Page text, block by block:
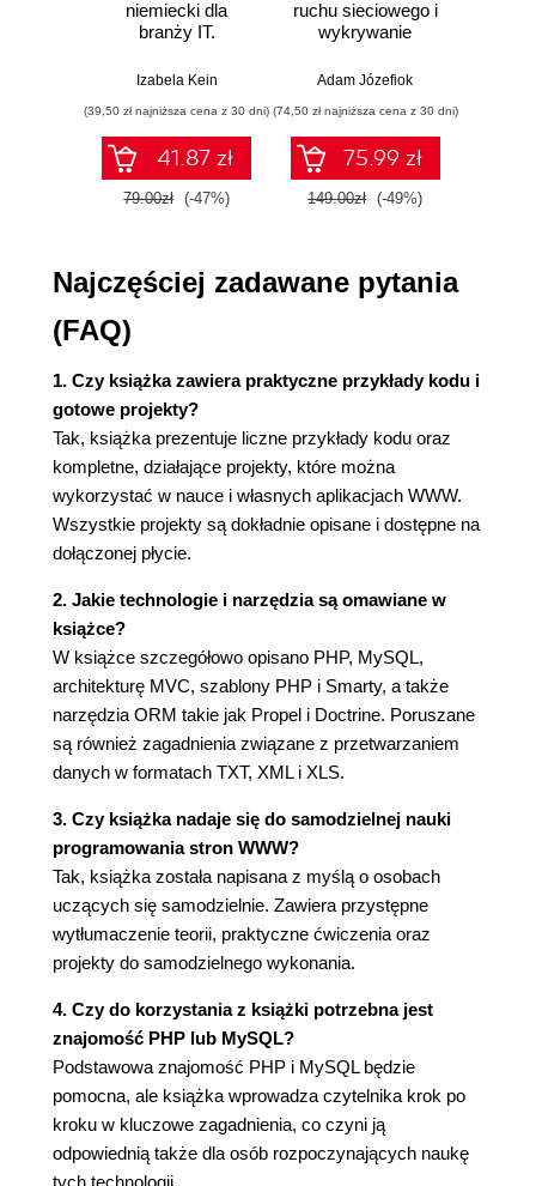
Rozdział 3. Błędy 404 (35)
Projekt 3.1. Żółta Turnia (36)
Oglądanie strony błędu oraz nagłówka HTTP
(38)
Rozdział 4. Zmienne i widoki (41)
Projekt 4.1. Data i godzina - szablon PHP (42)
Projekt 4.2. Data i godzina - szablon Smarty (45)
Projekt 4.5. Stefan Żeromski: Zmierzch - szablon
PHP (50)
Projekt 4.6. Stefan Żeromski: Zmierzch - szablony
Smarty (53)
Projekt 4.7. Kolory CSS (54)
Projekt 4.8. Kolory CSS - szablony Smarty (56)
Rozdział 5. Pre- i postprzetwarzanie (59)
Projekt 5.1. Fraszki (60)
Projekt 5.2. Fraszki - szablony Smarty (68)
Projekt 6.1. Kolędy (73)
Analiza różnych rodzajów adresów URL (77)
Dwukierunkowość konwersji adresów (78)
Konwersje adresów w generowanych stronach
WWW (79)
Włączanie i wyłączanie translacji wyjściowych
(80)
Konwersja adresów URL przy użyciu funkcji
pomocniczych (81)
Implementacja funkcji pomocniczych w postaci
wtyczek Smarty (82)
Kilka zmiennych w adresach URL (83)
Projekt 6.2. Ligi piłkarskie (84)
###PATH_PREFIX### (92)
Rozdział 7. Bazy danych (95)
Wizualne projektowanie bazy danych (95)
Oprogramowanie ORM (99)
Konwersja pliku .mwb do formatu Propel XML
niemiecki dla
branży IT.
przykłady i
Izabela Kein
(39,50 zł najniższa cena z 30 dni)
41.87 zł
79.00zł (-47%)
ruchu sieciowego i
wykrywanie
Adam Józefiok
(74,50 zł najniższa cena z 30 dni)
75.99 zł
149.00zł (-49%)
Najczęściej zadawane pytania
(FAQ)
1. Czy książka zawiera praktyczne przykłady kodu i
gotowe projekty?
Tak, książka prezentuje liczne przykłady kodu oraz
kompletne, działające projekty, które można
wykorzystać w nauce i własnych aplikacjach WWW.
Wszystkie projekty są dokładnie opisane i dostępne na
dołączonej płycie.
2. Jakie technologie i narzędzia są omawiane w
książce?
W książce szczegółowo opisano PHP, MySQL,
architekturę MVC, szablony PHP i Smarty, a także
narzędzia ORM takie jak Propel i Doctrine. Poruszane
są również zagadnienia związane z przetwarzaniem
danych w formatach TXT, XML i XLS.
3. Czy książka nadaje się do samodzielnej nauki
programowania stron WWW?
Tak, książka została napisana z myślą o osobach
uczących się samodzielnie. Zawiera przystępne
wytłumaczenie teorii, praktyczne ćwiczenia oraz
projekty do samodzielnego wykonania.
4. Czy do korzystania z książki potrzebna jest
znajomość PHP lub MySQL?
Podstawowa znajomość PHP i MySQL będzie
pomocna, ale książka wprowadza czytelnika krok po
kroku w kluczowe zagadnienia, co czyni ją
odpowiednią także dla osób rozpoczynających naukę